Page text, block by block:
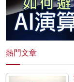
熱門文章